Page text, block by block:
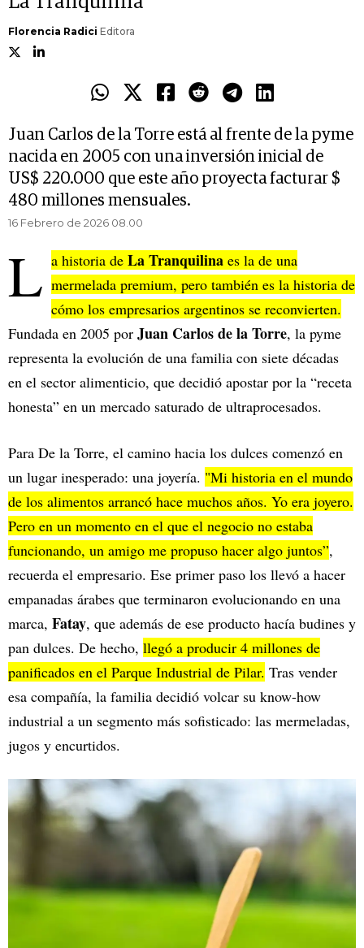
Florencia Radici Editora
Juan Carlos de la Torre está al frente de la pyme
nacida en 2005 con una inversión inicial de
US$ 220.000 que este año proyecta facturar $
480 millones mensuales.
16 Febrero de 2026 08.00
L a historia de La Tranquilina es la de una
mermelada premium, pero también es la historia de
cómo los empresarios argentinos se reconvierten.
Fundada en 2005 por Juan Carlos de la Torre, la pyme
representa la evolución de una familia con siete décadas
en el sector alimenticio, que decidió apostar por la “receta
honesta” en un mercado saturado de ultraprocesados.
Para De la Torre, el camino hacia los dulces comenzó en
un lugar inesperado: una joyería. "Mi historia en el mundo
de los alimentos arrancó hace muchos años. Yo era joyero.
Pero en un momento en el que el negocio no estaba
funcionando, un amigo me propuso hacer algo juntos”,
recuerda el empresario. Ese primer paso los llevó a hacer
empanadas árabes que terminaron evolucionando en una
marca, Fatay, que además de ese producto hacía budines y
pan dulces. De hecho, llegó a producir 4 millones de
panificados en el Parque Industrial de Pilar. Tras vender
esa compañía, la familia decidió volcar su know-how
industrial a un segmento más sofisticado: las mermeladas,
jugos y encurtidos.